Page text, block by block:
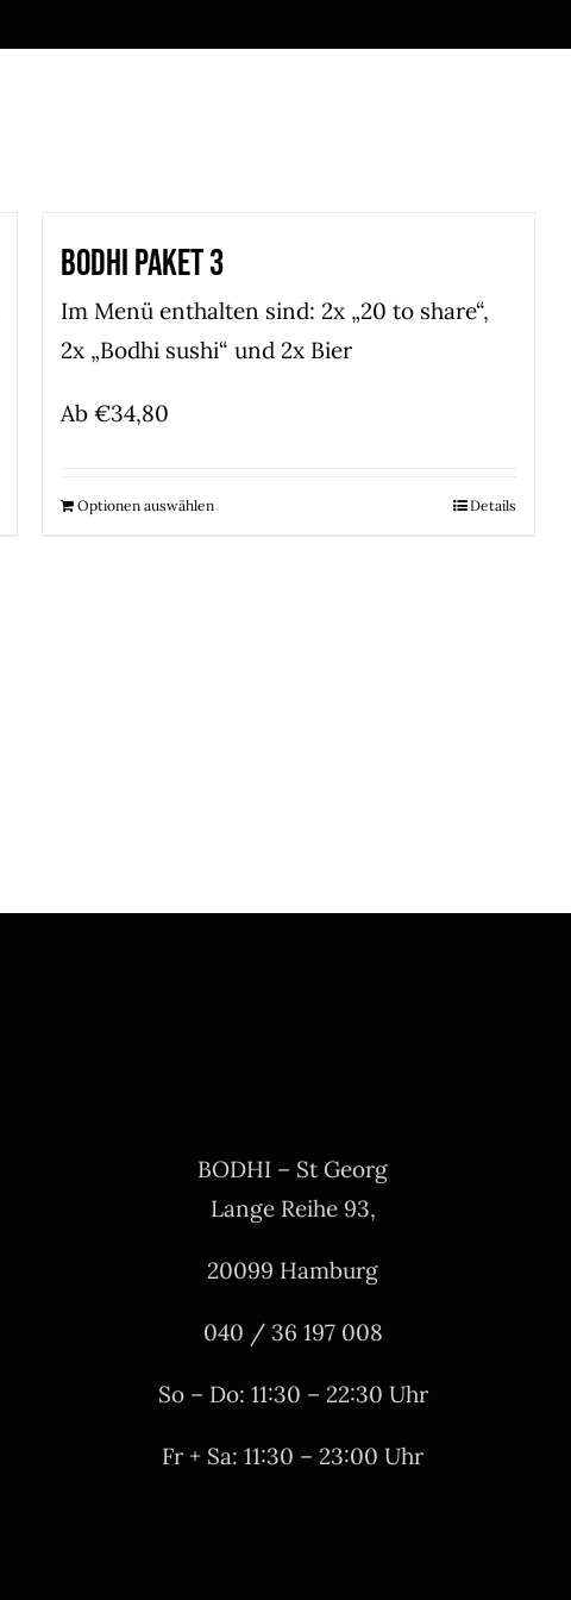
Bodhi Paket 3
Im Menü enthalten sind: 2x „20 to share“,
2x „Bodhi sushi“ und 2x Bier
Ab€34,80
Optionen auswählen Details
BODHI – St Georg
Lange Reihe 93,
20099 Hamburg
040 / 36 197 008
So – Do: 11:30 – 22:30 Uhr
Fr + Sa: 11:30 – 23:00 Uhr